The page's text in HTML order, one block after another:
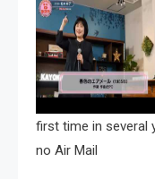
first time in several
no Air Mail